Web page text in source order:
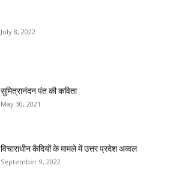
July 8, 2022
सुमित्रानंदन पंत की कविता
May 30, 2021
विचाराधीन कैदियों के मामले में उत्तर प्रदेश अव्वल
September 9, 2022